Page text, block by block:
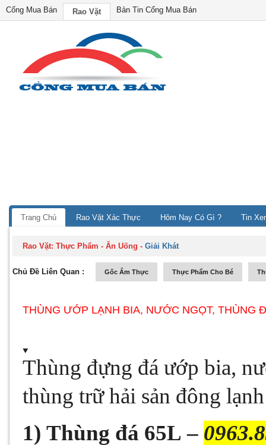
Cổng Mua Bán Rao Vặt Bản Tin Cổng Mua Bán
Trang Chủ Rao Vặt Xác Thực Hôm Nay Có Gì ? Tin
Rao Vặt:Thực Phẩm - Ăn Uống -Giải Khát
Chủ Đề Liên Quan : Gốc Ẩm Thực Thực Phẩm Cho Bé
THÙNG ƯỚP LẠNH BIA, NƯỚC NGỌT, THÙNG
Thùng đựng đá ướp bia,
thùng trữ hải sản đông
1)Thùng đá 65L –